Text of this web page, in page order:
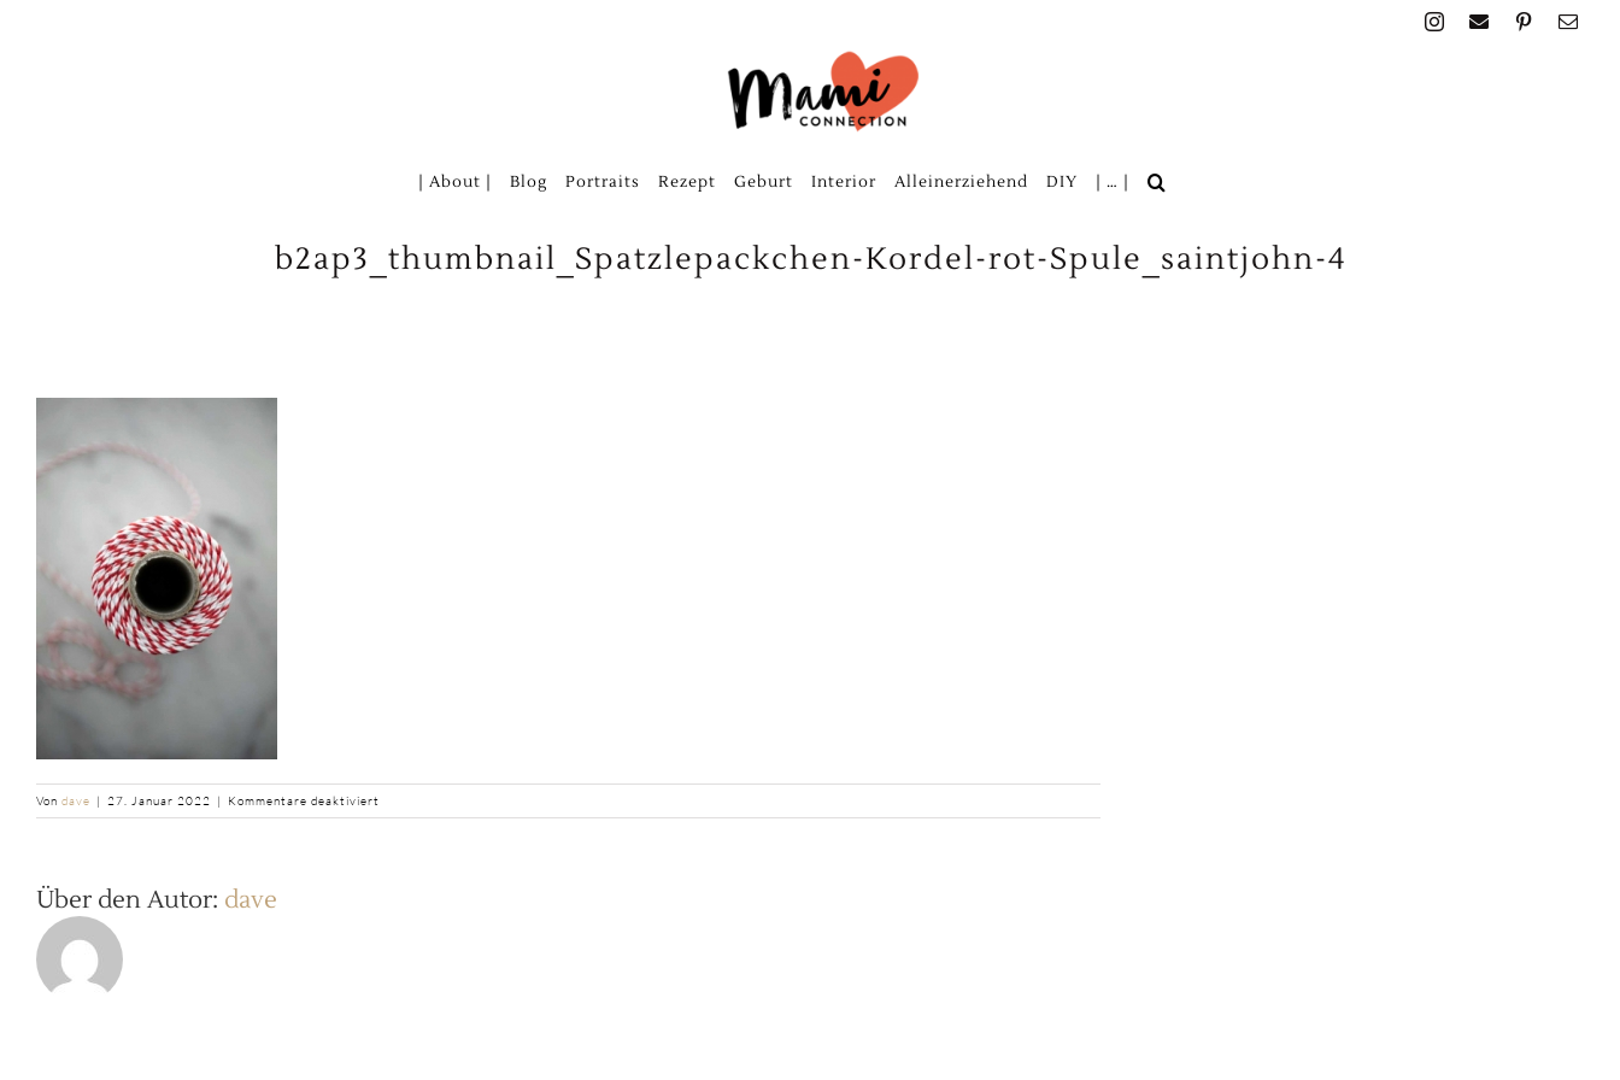
| About | Blog Portraits Rezept Geburt Interior Alleinerziehend DIY | … |
b2ap3_thumbnail_Spatzlepackchen-Kordel-rot-Spule_saintjohn-4
Von dave | 27. Januar 2022 | Kommentare deaktiviert
b2ap3_thumbnail_Spatzlepackchen-
Über den Autor: dave